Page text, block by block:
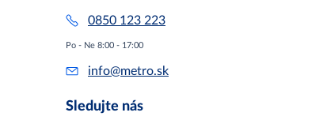
0850 123 223
Po - Ne 8:00 - 17:00
info@metro.sk
Sledujte nás